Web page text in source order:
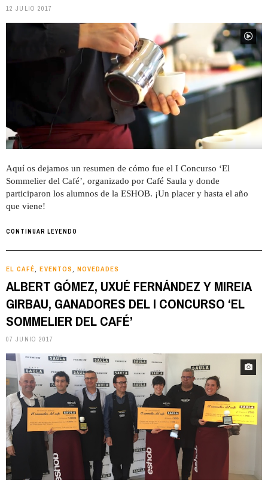
12 JULIO 2017
Aquí os dejamos un resumen de cómo fue el I Concurso ‘El
Sommelier del Café’, organizado por Café Saula y donde
participaron los alumnos de la ESHOB. ¡Un placer y hasta el año
que viene!
CONTINUAR LEYENDO
EL CAFÉ EVENTOS NOVEDADES
ALBERT GÓMEZ, UXUÉ FERNÁNDEZ Y MIREIA
GIRBAU, GANADORES DEL I CONCURSO ‘EL
SOMMELIER DEL CAFÉ’
07 JUNIO 2017